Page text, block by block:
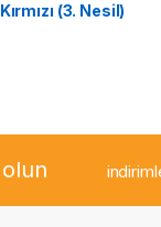
(3. Nesil)